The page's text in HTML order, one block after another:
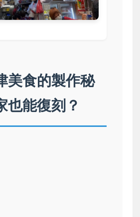
美食的製作秘
也能復刻？